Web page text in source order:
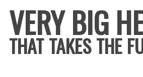
VERY BIG
THAT TAKES THE